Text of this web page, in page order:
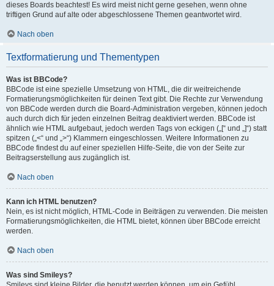
dieses Boards beachtest! Es wird meist nicht gerne gesehen, wenn ohne
triftigen Grund auf alte oder abgeschlossene Themen geantwortet wird.
Nach oben
Textformatierung und Thementypen
Was ist BBCode?
BBCode ist eine spezielle Umsetzung von HTML, die dir weitreichende
Formatierungsmöglichkeiten für deinen Text gibt. Die Rechte zur Verwendung
von BBCode werden durch die Board-Administration vergeben, können jedoch
auch durch dich für jeden einzelnen Beitrag deaktiviert werden. BBCode ist
ähnlich wie HTML aufgebaut, jedoch werden Tags von eckigen („[“ und „]“) statt
spitzen („<“ und „>“) Klammern eingeschlossen. Weitere Informationen zu
BBCode findest du auf einer speziellen Hilfe-Seite, die von der Seite zur
Beitragserstellung aus zugänglich ist.
Nach oben
Kann ich HTML benutzen?
Nein, es ist nicht möglich, HTML-Code in Beiträgen zu verwenden. Die meisten
Formatierungsmöglichkeiten, die HTML bietet, können über BBCode erreicht
werden.
Nach oben
Was sind Smileys?